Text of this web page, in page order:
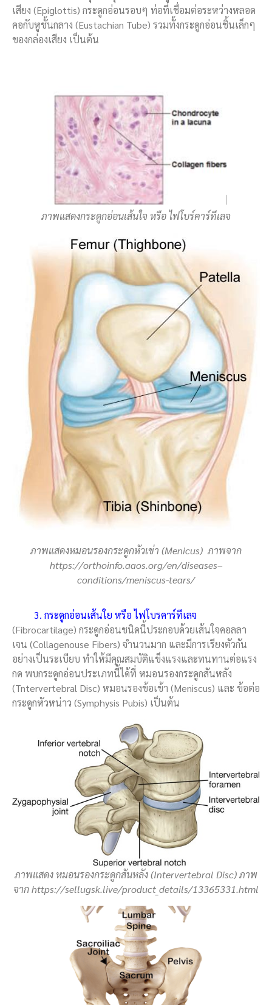
เสียง (Epiglottis) กระดูกอ่อนรอบๆ ท่อที่เชื่อมต่อระหว่างหลอด
คอกับหูชั้นกลาง (Eustachian Tube) รวมทั้งกระดูกอ่อนชิ้นเล็กๆ
ของกล่องเสียง เป็นต้น
ภาพแสดงกระดูกอ่อนเส้นใจ หรือ ไฟโบร์คาร์ทีเลจ
ภาพแสดงหมอนรองกระดูกหัวเข่า (Menicus) ภาพจาก
https://orthoinfo.aaos.org/en/diseases–
conditions/meniscus-tears/
3. กระดูกอ่อนเส้นใย หรือ ไฟโบรคาร์ทีเลจ
(Fibrocartilage) กระดูกอ่อนชนิดนี้ประกอบด้วยเส้นใจคอลลา
เจน (Collagenouse Fibers) จำนวนมาก และมีการเรียงตัวกัน
อย่างเป็นระเบียบ ทำให้มีคุณสมบัติแข็งแรงและทนทานต่อแรง
กด พบกระดูกอ่อนประเภทนี้ได้ที่ หมอนรองกระดูกสันหลัง
(Tntervertebral Disc) หมอนรองข้อเข้า (Meniscus) และ ข้อต่อ
กระดูกหัวหน่าว (Symphysis Pubis) เป็นต้น
ภาพแสดง หมอนรองกระดูกสันหลัง (Intervertebral Disc) ภาพ
จาก https://sellugsk.live/product_details/13365331.html